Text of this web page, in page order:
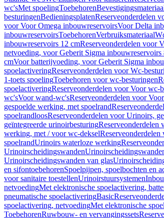
wc'sMet spoelingToebehoren
besturingenBedieningsplatenReserveonderdelen
voor Voor Omega inbouwreservoirsVoor Delta
inbouwreservoirsToebehorenVerbruiksmateriaal
inbouwreservoirs 12 cmReserveonderdelen voor
netvoeding, voor Geberit Sigma inbouwreservoirs
cmVoor batterijvoeding, voor Geberit Sigma
spoelactiveringReserveonderdelen voor Wc-
1-toets spoelingToebehoren voor wc-besturingen
spoelactiveringReserveonderdelen voor Voor wc-
wc'sVoor wand-wc'sReserveonderdelen voor
gespoelde werking, met spoelrand
spoelrandloosReserveonderdelen voor Urinoirs,
geïntegreerde urinoirbesturingReserveonderdelen
werking, met / voor wc-deksel
spoelrandUrinoirs waterloze werking
Urinoirscheidingswanden
Urinoirscheidingswanden van glas
en sifontoebehorenSpoelpijpen, spoelbochten en
voor sanitaire toestellenUrinoirstuursystemen
netvoedingMet elektronische spoelactivering,
pneumatische spoelactiveringBasic
spoelactivering, netvoedingMet elektronische
ToebehorenRuwbouw- en vervangingssets